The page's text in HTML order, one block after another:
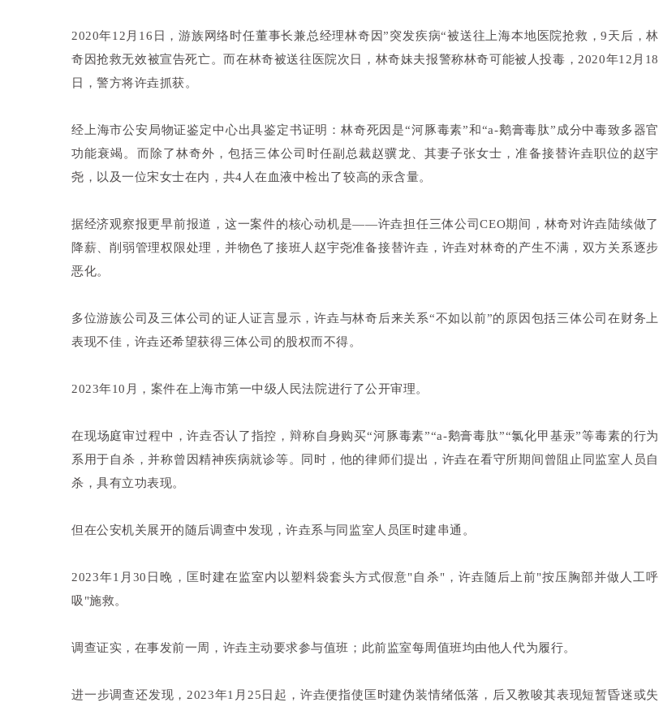
2020年12月16日，游族网络时任董事长兼总经理林奇因”突发疾病“被送往上海本地医院抢救，9天后，林
奇因抢救无效被宣告死亡。而在林奇被送往医院次日，林奇妹夫报警称林奇可能被人投毒，2020年12月18
日，警方将许垚抓获。
经上海市公安局物证鉴定中心出具鉴定书证明：林奇死因是“河豚毒素”和“a-鹅膏毒肽”成分中毒致多器官
功能衰竭。而除了林奇外，包括三体公司时任副总裁赵骥龙、其妻子张女士，准备接替许垚职位的赵宇
尧，以及一位宋女士在内，共4人在血液中检出了较高的汞含量。
据经济观察报更早前报道，这一案件的核心动机是——许垚担任三体公司CEO期间，林奇对许垚陆续做了
降薪、削弱管理权限处理，并物色了接班人赵宇尧准备接替许垚，许垚对林奇的产生不满，双方关系逐步
恶化。
多位游族公司及三体公司的证人证言显示，许垚与林奇后来关系“不如以前”的原因包括三体公司在财务上
表现不佳，许垚还希望获得三体公司的股权而不得。
2023年10月，案件在上海市第一中级人民法院进行了公开审理。
在现场庭审过程中，许垚否认了指控，辩称自身购买“河豚毒素”“a-鹅膏毒肽”“氯化甲基汞”等毒素的行为
系用于自杀，并称曾因精神疾病就诊等。同时，他的律师们提出，许垚在看守所期间曾阻止同监室人员自
杀，具有立功表现。
但在公安机关展开的随后调查中发现，许垚系与同监室人员匡时建串通。
2023年1月30日晚，匡时建在监室内以塑料袋套头方式假意"自杀"，许垚随后上前"按压胸部并做人工呼
吸"施救。
调查证实，在事发前一周，许垚主动要求参与值班；此前监室每周值班均由他人代为履行。
进一步调查还发现，2023年1月25日起，许垚便指使匡时建伪装情绪低落，后又教唆其表现短暂昏迷或失